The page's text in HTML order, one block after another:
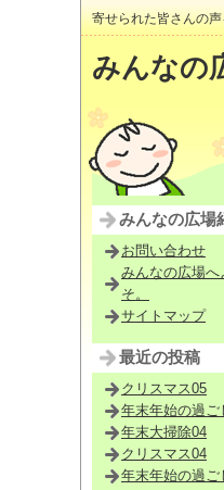
寄せられた皆さんの声
みんなの
みんなの広場
お問い合わせ
みんなの広場へ
そ。
サイトマップ
最近の投稿
クリスマス05
年末年始の過ご
年末大掃除04
クリスマス04
年末年始の過ご